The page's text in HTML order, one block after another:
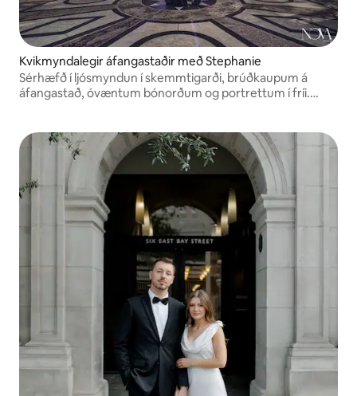
Kvikmyndalegir áfangastaðir með Stephanie
Sérhæfð í ljósmyndun í skemmtigarði, brúðkaupum á
áfangastað, óvæntum bónorðum og portrettum í fríi.